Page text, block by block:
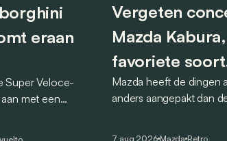
eraan
Super Veloce-
met een
Vergeten
Mazda
favoriete soort
Mazda heeft de dingen
anders aangepakt dan
7 aug 2026 Mazda Retro